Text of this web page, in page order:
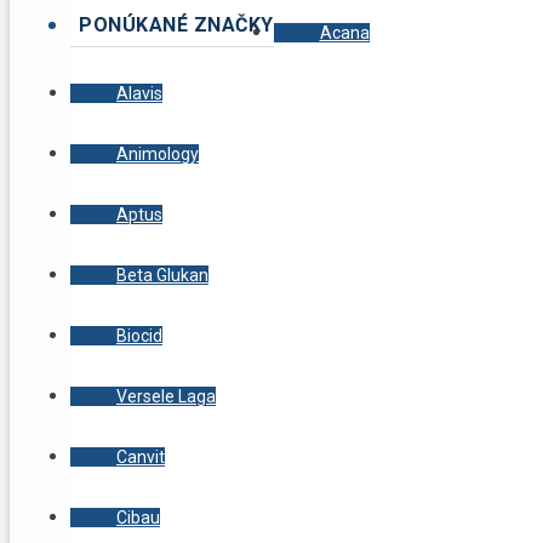
PONÚKANÉ ZNAČKY Acana
Alavis
Animology
Aptus
Beta Glukan
Biocid
Versele Laga
Canvit
Cibau